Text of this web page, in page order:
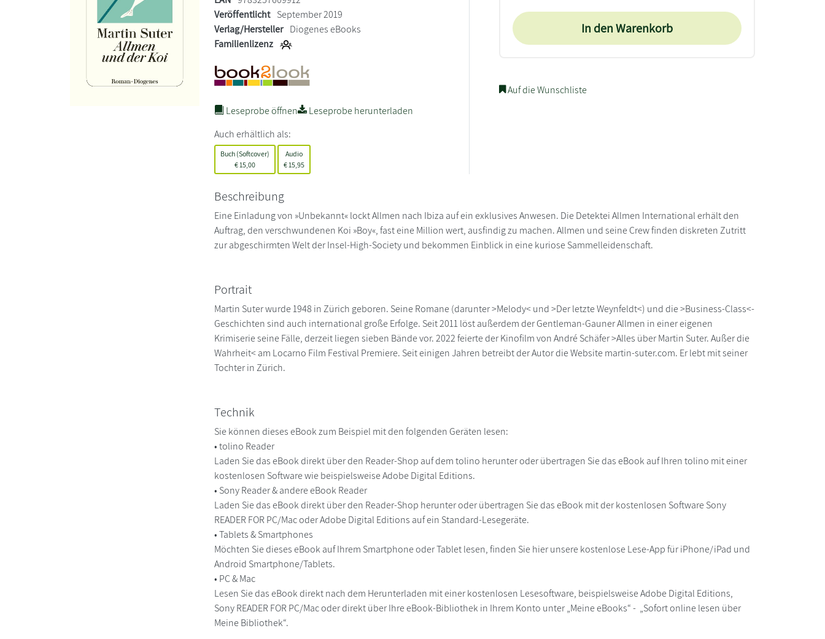
Veröffentlicht September 2019
Verlag/Hersteller Diogenes eBooks
Familienlizenz
Leseprobe öffnen
Leseprobe herunterladen
Auch erhältlich als:
Buch (Softcover)
€ 15,00
Audio
€ 15,95
In den Warenkorb
Auf die Wunschliste
Beschreibung
Eine Einladung von »Unbekannt« lockt Allmen nach Ibiza auf ein exklusives Anwesen. Die Detektei Allmen International erhält den
Auftrag, den verschwundenen Koi »Boy«, fast eine Million wert, ausfindig zu machen. Allmen und seine Crew finden diskreten Zutritt
zur abgeschirmten Welt der Insel-High-Society und bekommen Einblick in eine kuriose Sammelleidenschaft.
Portrait
Martin Suter wurde 1948 in Zürich geboren. Seine Romane (darunter >Melody< und >Der letzte Weynfeldt<) und die >Business-Class<-
Geschichten sind auch international große Erfolge. Seit 2011 löst außerdem der Gentleman-Gauner Allmen in einer eigenen
Krimiserie seine Fälle, derzeit liegen sieben Bände vor. 2022 feierte der Kinofilm von André Schäfer >Alles über Martin Suter. Außer die
Wahrheit< am Locarno Film Festival Premiere. Seit einigen Jahren betreibt der Autor die Website martin-suter.com. Er lebt mit seiner
Tochter in Zürich.
Technik
Sie können dieses eBook zum Beispiel mit den folgenden Geräten lesen:
• tolino Reader
Laden Sie das eBook direkt über den Reader-Shop auf dem tolino herunter oder übertragen Sie das eBook auf Ihren tolino mit einer
kostenlosen Software wie beispielsweise Adobe Digital Editions.
• Sony Reader & andere eBook Reader
Laden Sie das eBook direkt über den Reader-Shop herunter oder übertragen Sie das eBook mit der kostenlosen Software Sony
READER FOR PC/Mac oder Adobe Digital Editions auf ein Standard-Lesegeräte.
• Tablets & Smartphones
Möchten Sie dieses eBook auf Ihrem Smartphone oder Tablet lesen, finden Sie hier unsere kostenlose Lese-App für iPhone/iPad und
Android Smartphone/Tablets.
• PC & Mac
Lesen Sie das eBook direkt nach dem Herunterladen mit einer kostenlosen Lesesoftware, beispielsweise Adobe Digital Editions,
Sony READER FOR PC/Mac oder direkt über Ihre eBook-Bibliothek in Ihrem Konto unter „Meine eBooks“ - „Sofort online lesen über
Meine Bibliothek“.